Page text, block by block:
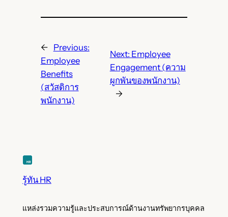
←
Previous:
Employee
Benefits
(สวัสดิการ
พนักงาน)
Next: Employee
Engagement (ความ
ผูกพันของพนักงาน)
→
รู้ทัน HR
แหล่งรวมความรู้และประสบการณ์ด้านงานทรัพยากรบุคคล